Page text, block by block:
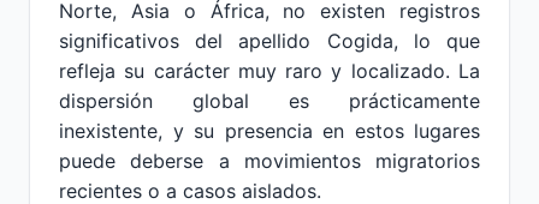
Norte, Asia o África, no existen registros
significativos del apellido Cogida, lo que
refleja su carácter muy raro y localizado. La
dispersión global es prácticamente
inexistente, y su presencia en estos lugares
puede deberse a movimientos migratorios
recientes o a casos aislados.